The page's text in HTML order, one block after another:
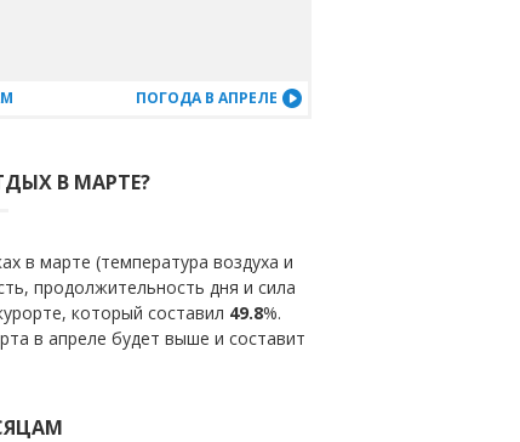
ПОГОДА В АПРЕЛЕ
В МАРТЕ?
в марте (температура воздуха и
продолжительность дня и сила
который составил 49.8%.
в апреле будет выше и составит